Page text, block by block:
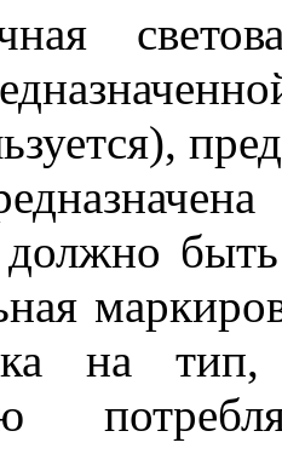
на тип,